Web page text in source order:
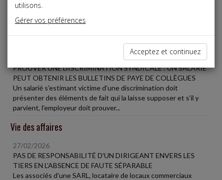
Liste des dernières dépêches
Social
PROUVER UNE DISCRIMINATION SYNDICALE : UN SALARIÉ
PEUT OBTENIR LES BULLETINS DE PAYE DE COLLÈGUES
Un salarié s'estimant victime d'une discrimination doit
présenter des éléments de fait qui la laisse supposer et s'il y
parvient, l'employeur doit prouver...
Vie des affaires
27/02/2026
PAS DE RESPONSABILITÉ D'UN DIRIGEANT ENVERS LES
TIERS EN L'ABSENCE DE FAUTE SÉPARABLE
Les associés d'une SARL, locataire de locaux commerciaux
utilisons.
Gérer vos préférences
Acceptez et continuez